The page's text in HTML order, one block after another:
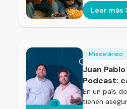
Leer más
Misceláneo
Juan
Podcast:
forma de
vivienda
En un país
tienen